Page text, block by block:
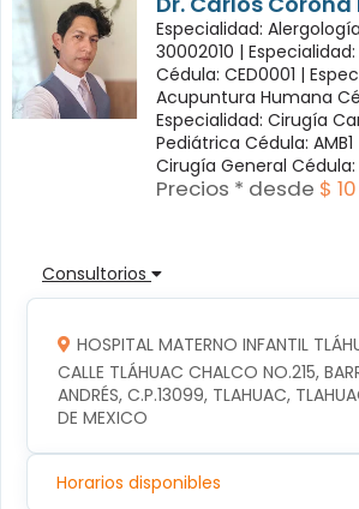
Especialidad:
30002010 |
Cédula: CED0001 |
Acupuntura Humana
Especialidad: Cirugía
Pediátrica Cédula: AMB1
Cirugía General
Precios * desde $ 10
Consultorios
HOSPITAL MATERNO INFANTIL
CALLE TLÁHUAC CHALCO NO.215,
ANDRÉS, C.P.13099, TLAHUAC,
DE MEXICO
Horarios disponibles